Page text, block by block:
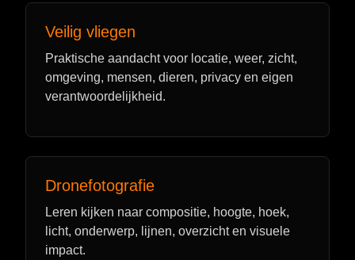
Veilig vliegen
Praktische aandacht voor locatie, weer, zicht,
omgeving, mensen, dieren, privacy en eigen
verantwoordelijkheid.
Dronefotografie
Leren kijken naar compositie, hoogte, hoek,
licht, onderwerp, lijnen, overzicht en visuele
impact.